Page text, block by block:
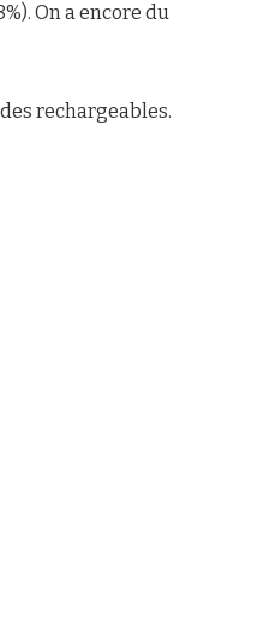
On a encore du
rechargeables.